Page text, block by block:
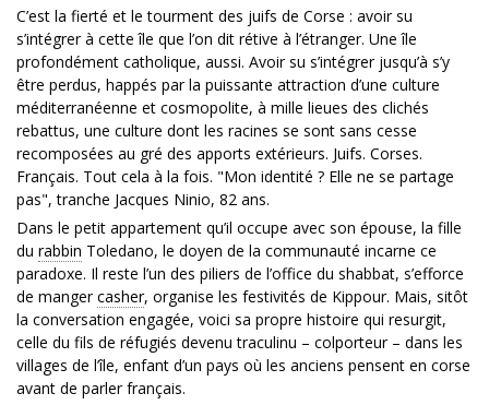
C’est la fierté et le tourment des juifs de Corse : avoir su
s’intégrer à cette île que l’on dit rétive à l’étranger. Une île
profondément catholique, aussi. Avoir su s’intégrer jusqu’à s’y
être perdus, happés par la puissante attraction d’une culture
méditerranéenne et cosmopolite, à mille lieues des clichés
rebattus, une culture dont les racines se sont sans cesse
recomposées au gré des apports extérieurs. Juifs. Corses.
Français. Tout cela à la fois. "Mon identité ? Elle ne se partage
pas", tranche Jacques Ninio, 82 ans.
Dans le petit appartement qu’il occupe avec son épouse, la fille
du rabbin Toledano, le doyen de la communauté incarne ce
paradoxe. Il reste l’un des piliers de l’office du shabbat, s’efforce
de mangercasher, organise les festivités de Kippour. Mais, sitôt
la conversation engagée, voici sa propre histoire qui resurgit,
celle du fils de réfugiés devenu traculinu – colporteur – dans les
villages de l’île, enfant d’un pays où les anciens pensent en corse
avant de parler français.